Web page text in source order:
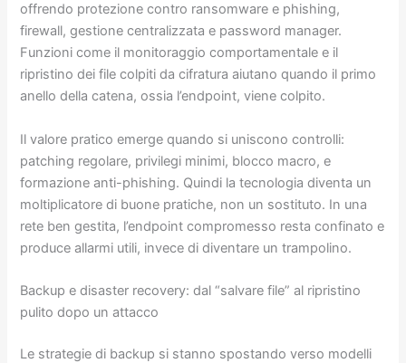
offrendo protezione contro ransomware e phishing,
firewall, gestione centralizzata e password manager.
Funzioni come il monitoraggio comportamentale e il
ripristino dei file colpiti da cifratura aiutano quando il primo
anello della catena, ossia l’endpoint, viene colpito.
Il valore pratico emerge quando si uniscono controlli:
patching regolare, privilegi minimi, blocco macro, e
formazione anti-phishing. Quindi la tecnologia diventa un
moltiplicatore di buone pratiche, non un sostituto. In una
rete ben gestita, l’endpoint compromesso resta confinato e
produce allarmi utili, invece di diventare un trampolino.
Backup e disaster recovery: dal “salvare file” al ripristino
pulito dopo un attacco
Le strategie di backup si stanno spostando verso modelli